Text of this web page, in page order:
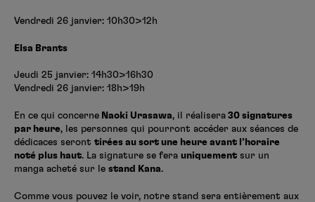
Vendredi 26 janvier: 10h30>12h
Elsa Brants
Jeudi 25 janvier: 14h30>16h30
Vendredi 26 janvier: 18h>19h
En ce qui concerne Naoki Urasawa, il réalisera 30 signatures
par heure, les personnes qui pourront accéder aux séances de
dédicaces seront tirées au sort une heure avant l’horaire
noté plus haut. La signature se fera uniquement sur un
manga acheté sur le stand Kana.
Comme vous pouvez le voir, notre stand sera entièrement aux